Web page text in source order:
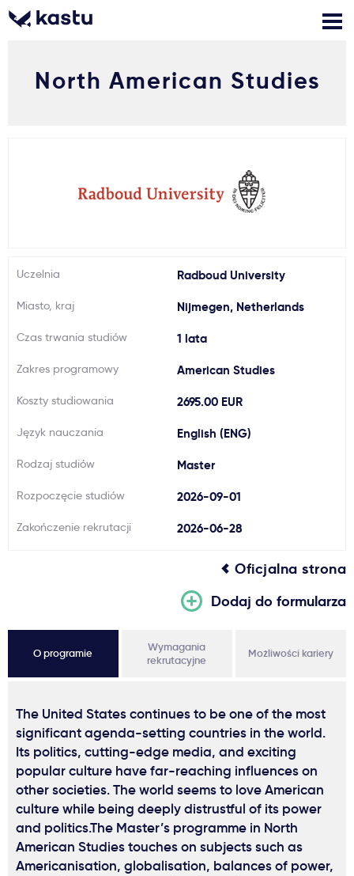
Zadzwoń Bezpłatne konsultacje Kontakt
Gdzie studiować?
Jak aplikować?
Ważne
Usługi
Dlaczego Kastu?
Aktualności
North American Studies
Uczelnia Radboud University
Miasto, kraj Nijmegen, Netherlands
Czas trwania studiów 1 lata
Zakres programowy American Studies
Koszty studiowania 2695.00 EUR
Język nauczania English (ENG)
Rodzaj studiów Master
Rozpoczęcie studiów 2026-09-01
Zakończenie rekrutacji 2026-06-28
Oficjalna strona
Dodaj do formularza
O programie
Wymagania
rekrutacyjne
Możliwości kariery
The United States continues to be one of the most
significant agenda-setting countries in the world.
Its politics, cutting-edge media, and exciting
popular culture have far-reaching influences on
other societies. The world seems to love American
culture while being deeply distrustful of its power
and politics.The Master’s programme in North
American Studies touches on subjects such as
Americanisation, globalisation, balances of power,